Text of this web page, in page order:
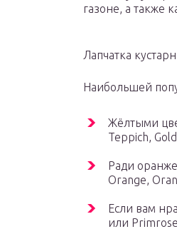
газоне, а также
Лапчатка
Наибольшей
Жёлтыми
Teppich,
Ради
Orange,
Если вам
или